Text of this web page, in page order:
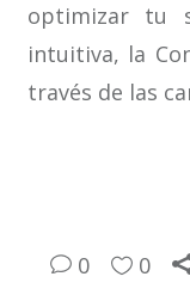
optimizar tu
intuitiva, la
través de las
0 0